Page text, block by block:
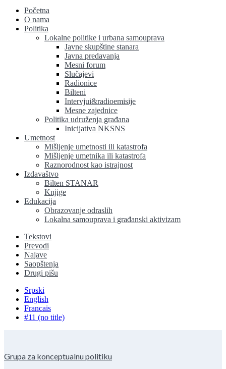
Početna
O nama
Politika
Lokalne politike i urbana samouprava
Javne skupštine stanara
Javna predavanja
Mesni forum
Slučajevi
Radionice
Bilteni
Intervjui&radioemisije
Mesne zajednice
Politika udruženja građana
Inicijativa NKSNS
Umetnost
Mišljenje umetnosti ili katastrofa
Mišljenje umetnika ili katastrofa
Raznorodnost kao istrajnost
Izdavaštvo
Bilten STANAR
Knjige
Edukacija
Obrazovanje odraslih
Lokalna samouprava i građanski aktivizam
Tekstovi
Prevodi
Najave
Saopštenja
Drugi pišu
Srpski
English
Francais
#11 (no title)
Grupa za konceptualnu politiku